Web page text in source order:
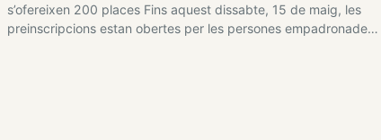
s’ofereixen 200 places Fins aquest dissabte, 15 de maig, les
preinscripcions estan obertes per les persones empadronades